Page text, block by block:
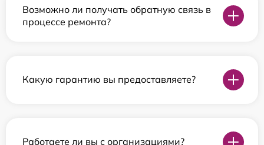
Возможно ли получать обратную связь в
процессе ремонта?
Какую гарантию вы предоставляете?
Работаете ли вы с организациями?